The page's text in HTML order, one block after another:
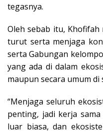
tegasnya.
Oleh sebab itu,
turut serta menjaga
serta Gabungan
yang ada di dalam
maupun secara umum
“Menjaga seluruh
penting, jadi kerja
luar biasa, dan